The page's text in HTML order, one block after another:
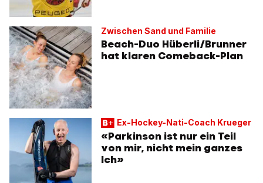
Zwischen Sand und Familie
Beach-Duo Hüberli/Brunner
hat klaren Comeback-Plan
Ex-Hockey-Nati-Coach Krueger
«Parkinson ist nur ein Teil
von mir, nicht mein ganzes
Ich»